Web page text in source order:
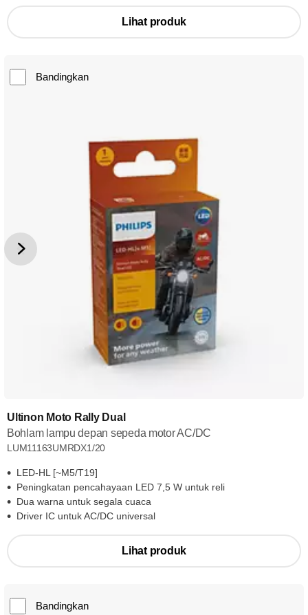
Lihat produk
Bandingkan
Ultinon Moto Rally Dual
Bohlam lampu depan sepeda motor AC/DC
LUM11163UMRDX1/20
LED-HL [~M5/T19]
Peningkatan pencahayaan LED 7,5 W untuk reli
Dua warna untuk segala cuaca
Driver IC untuk AC/DC universal
Lihat produk
Bandingkan